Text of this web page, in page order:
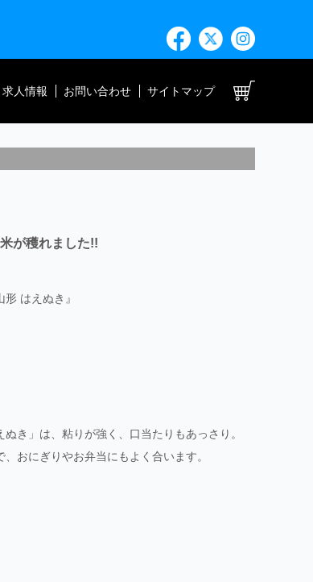
求人情報 お問い合わせ サイトマップ
が穫れました!!
はえぬき』
き」は、粘りが強く、口当たりもあっさり。
おにぎりやお弁当にもよく合います。